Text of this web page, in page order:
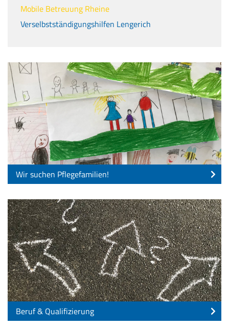
Mobile Betreuung Rheine
Verselbstständigungshilfen Lengerich
Wir suchen Pflegefamilien!
Beruf & Qualifizierung